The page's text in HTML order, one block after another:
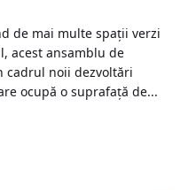
de mai multe spaţii verzi
acest ansamblu de
cadrul noii dezvoltări
ocupă o suprafaţă de...